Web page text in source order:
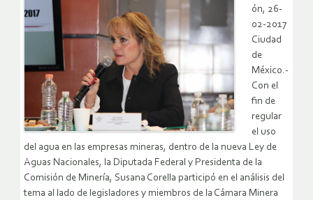
ón, 26-
02-2017
Ciudad
de
México.-
Con el
fin de
regular
el uso
del agua en las empresas mineras, dentro de la nueva Ley de
Aguas Nacionales, la Diputada Federal y Presidenta de la
Comisión de Minería, Susana Corella participó en el análisis del
tema al lado de legisladores y miembros de la Cámara Minera